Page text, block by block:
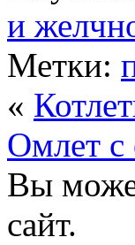
и
Метки:
«
Омлет
Вы
сайт.